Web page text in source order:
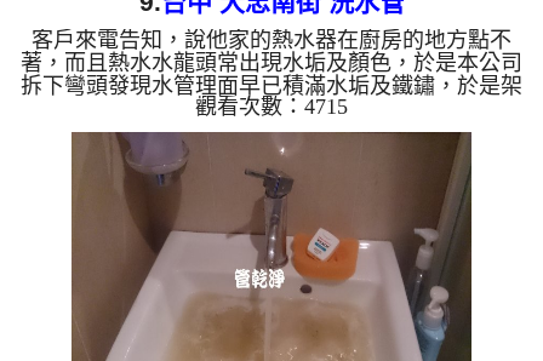
客戶來電告知，說他家的熱水器在廚房的地方點不
著，而且熱水水龍頭常出現水垢及顏色，於是本公司
拆下彎頭發現水管理面早已積滿水垢及鐵鏽，於是架
起 水管清洗機 ，開始 洗水管 ， 清洗水管 時發現，
水龍頭一直沖出鐵鏽及水垢， 水管清洗 約兩小時，
終於把廚房熱水水量問題處理完成。 清洗水管 水管
清洗 洗水管 熱水管堵塞 熱水忽冷忽熱 ...
觀看次數：4715